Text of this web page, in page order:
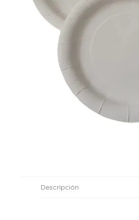
Fechas patrias
Halloween
Navidad
Pascuas
San patricio
Vuelta al cole
Moldes de silicona
Pirotines
Pre-mezclas
Velas y bengalas
Descripción